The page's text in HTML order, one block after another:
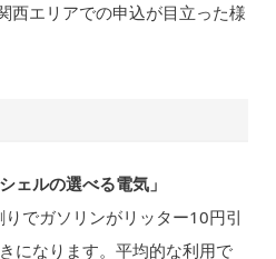
西エリアでの申込が目立った様
ェルの選べる電気」
でガソリンがリッター10円引
になります。平均的な利用で